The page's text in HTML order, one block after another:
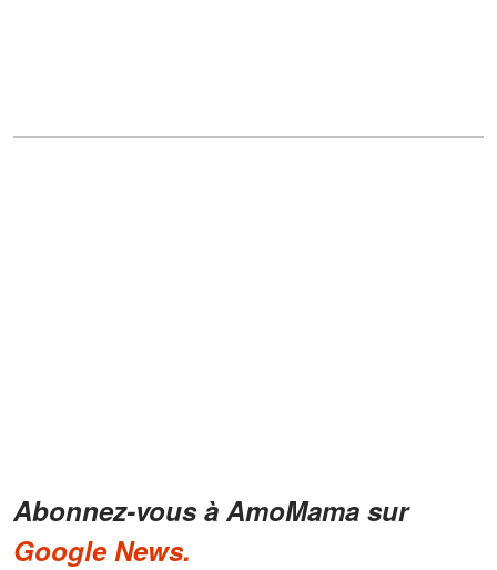
Abonnez-vous à AmoMama sur
Google News.